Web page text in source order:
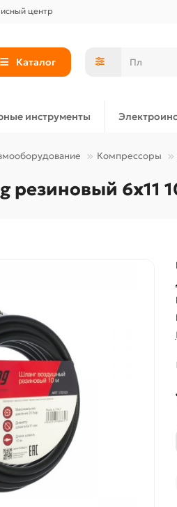
центр
Каталог
инструменты
Компрессоры
резиновый 6х11